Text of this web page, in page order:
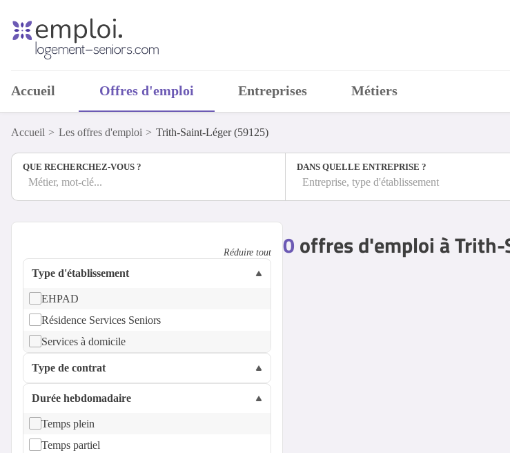
Accueil Offres d'emploi Entreprises Métiers
Accueil Les offres d'emploi Trith-Saint-Léger (59125)
QUE RECHERCHEZ-VOUS ?
Métier, mot-clé...
DANS QUELLE ENTREPRISE ?
Entreprise, type d'établissement
0offres d'emploi à
Réduire tout
Type d'établissement
EHPAD
Résidence Services Seniors
Services à domicile
Type de contrat
Durée hebdomadaire
Temps plein
Temps partiel